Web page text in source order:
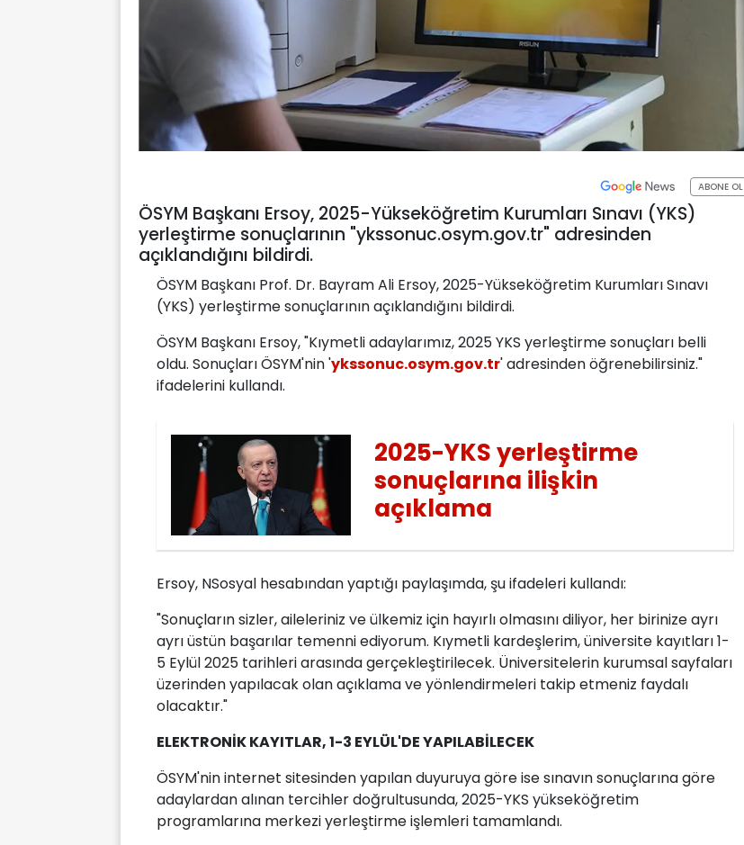
ABONE OL
ÖSYM Başkanı Ersoy, 2025-Yükseköğretim Kurumları Sınavı (YKS)
yerleştirme sonuçlarının "ykssonuc.osym.gov.tr" adresinden
açıklandığını bildirdi.
ÖSYM Başkanı Prof. Dr. Bayram Ali Ersoy, 2025-Yükseköğretim Kurumları Sınavı
(YKS) yerleştirme sonuçlarının açıklandığını bildirdi.
ÖSYM Başkanı Ersoy, "Kıymetli adaylarımız, 2025 YKS yerleştirme sonuçları belli
oldu. Sonuçları ÖSYM'nin 'ykssonuc.osym.gov.tr' adresinden öğrenebilirsiniz."
ifadelerini kullandı.
2025-YKS yerleştirme
sonuçlarına ilişkin
açıklama
Ersoy, NSosyal hesabından yaptığı paylaşımda, şu ifadeleri kullandı:
"Sonuçların sizler, aileleriniz ve ülkemiz için hayırlı olmasını diliyor, her birinize ayrı
ayrı üstün başarılar temenni ediyorum. Kıymetli kardeşlerim, üniversite kayıtları 1-
5 Eylül 2025 tarihleri arasında gerçekleştirilecek. Üniversitelerin kurumsal sayfaları
üzerinden yapılacak olan açıklama ve yönlendirmeleri takip etmeniz faydalı
olacaktır."
ELEKTRONİK KAYITLAR, 1-3 EYLÜL'DE YAPILABİLECEK
ÖSYM'nin internet sitesinden yapılan duyuruya göre ise sınavın sonuçlarına göre
adaylardan alınan tercihler doğrultusunda, 2025-YKS yükseköğretim
programlarına merkezi yerleştirme işlemleri tamamlandı.